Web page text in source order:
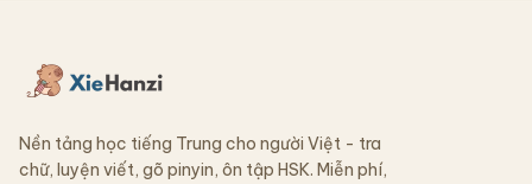
Nền tảng học tiếng Trung cho người Việt - tra
chữ, luyện viết, gõ pinyin, ôn tập HSK. Miễn phí,